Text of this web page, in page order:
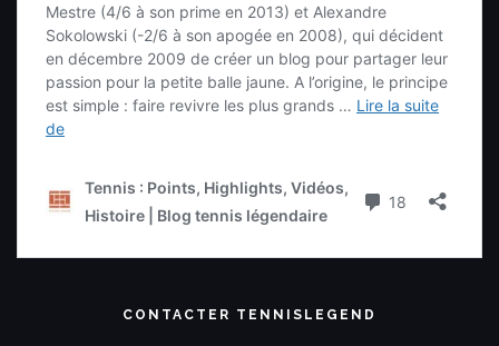
CONTACTER TENNISLEGEND